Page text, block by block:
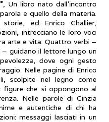
, Un libro nato dall’incontro
e quello della materia.
ed Enrico Challier,
intrecciano le loro voci
arte e vita. Quattro verbi –
guidano il lettore lungo un
dove ogni gesto
Nelle pagine di Enrico
scolpite nel legno come
figure che si oppongono al
Nelle parole di Cinzia
e autentiche di chi ha
messaggi lasciati in un